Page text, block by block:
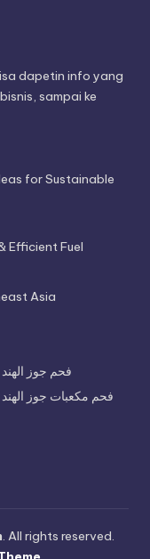
dapetin info yang
sampai ke
for Sustainable
Efficient Fuel
Asia
فحم جوز
فحم مكعبات جوز
. All rights reserved.